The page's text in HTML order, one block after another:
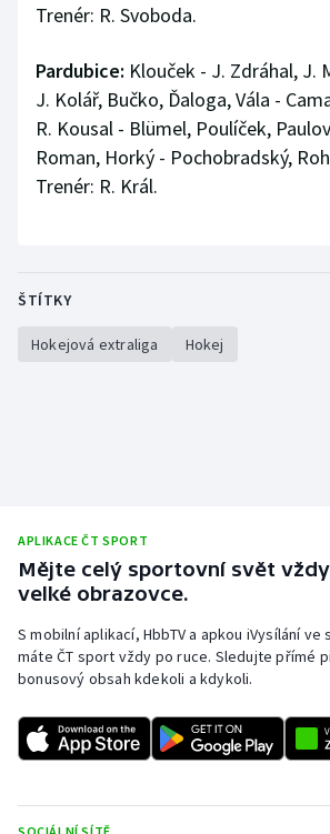
Trenér: R. Svoboda.
Pardubice: Klouček - J. Zdráhal, J.
J. Kolář, Bučko, Ďaloga, Vála -
R. Kousal - Blümel, Poulíček,
Roman, Horký - Pochobradský,
Trenér: R. Král.
ŠTÍTKY
Hokejová extraliga Hokej
APLIKACE ČT SPORT
Mějte celý sportovní svět vždy
velké obrazovce.
S mobilní aplikací, HbbTV a apkou iVysílání
máte ČT sport vždy po ruce. Sledujte přímé
bonusový obsah kdekoli a kdykoli.